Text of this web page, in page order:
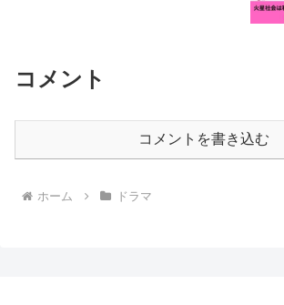
コメント
コメントを書き込む
ホーム ドラマ